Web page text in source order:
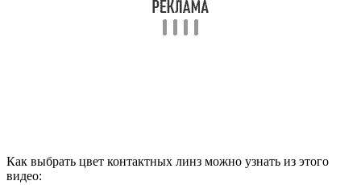
Как выбрать цвет контактных линз можно узнать из этого
видео: